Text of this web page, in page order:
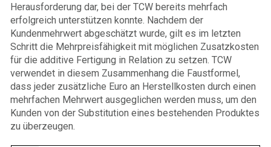
Herausforderung dar, bei der TCW bereits mehrfach
erfolgreich unterstützen konnte. Nachdem der
Kundenmehrwert abgeschätzt wurde, gilt es im letzten
Schritt die Mehrpreisfähigkeit mit möglichen Zusatzkosten
für die additive Fertigung in Relation zu setzen. TCW
verwendet in diesem Zusammenhang die Faustformel,
dass jeder zusätzliche Euro an Herstellkosten durch einen
mehrfachen Mehrwert ausgeglichen werden muss, um den
Kunden von der Substitution eines bestehenden Produktes
zu überzeugen.